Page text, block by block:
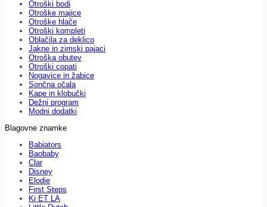
Otroški bodi
Otroške majice
Otroške hlače
Otroški kompleti
Oblačila za deklico
Jakne in zimski pajaci
Otroška obutev
Otroški copati
Nogavice in žabice
Sončna očala
Kape in klobučki
Dežni program
Modni dodatki
Blagovne znamke
Babiators
Baobaby
Clar
Disney
Elodie
First Steps
Ki ET LA